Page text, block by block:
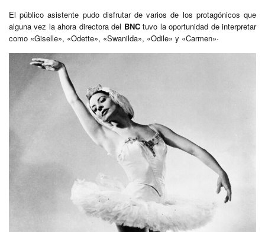
El público asistente pudo disfrutar de varios de los protagónicos que
alguna vez la ahora directora del BNCtuvo la oportunidad de interpretar
como «Giselle», «Odette», «Swanilda», «Odile» y «Carmen»·